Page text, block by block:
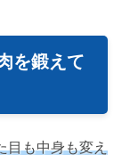
を鍛えて
目も中身も変え